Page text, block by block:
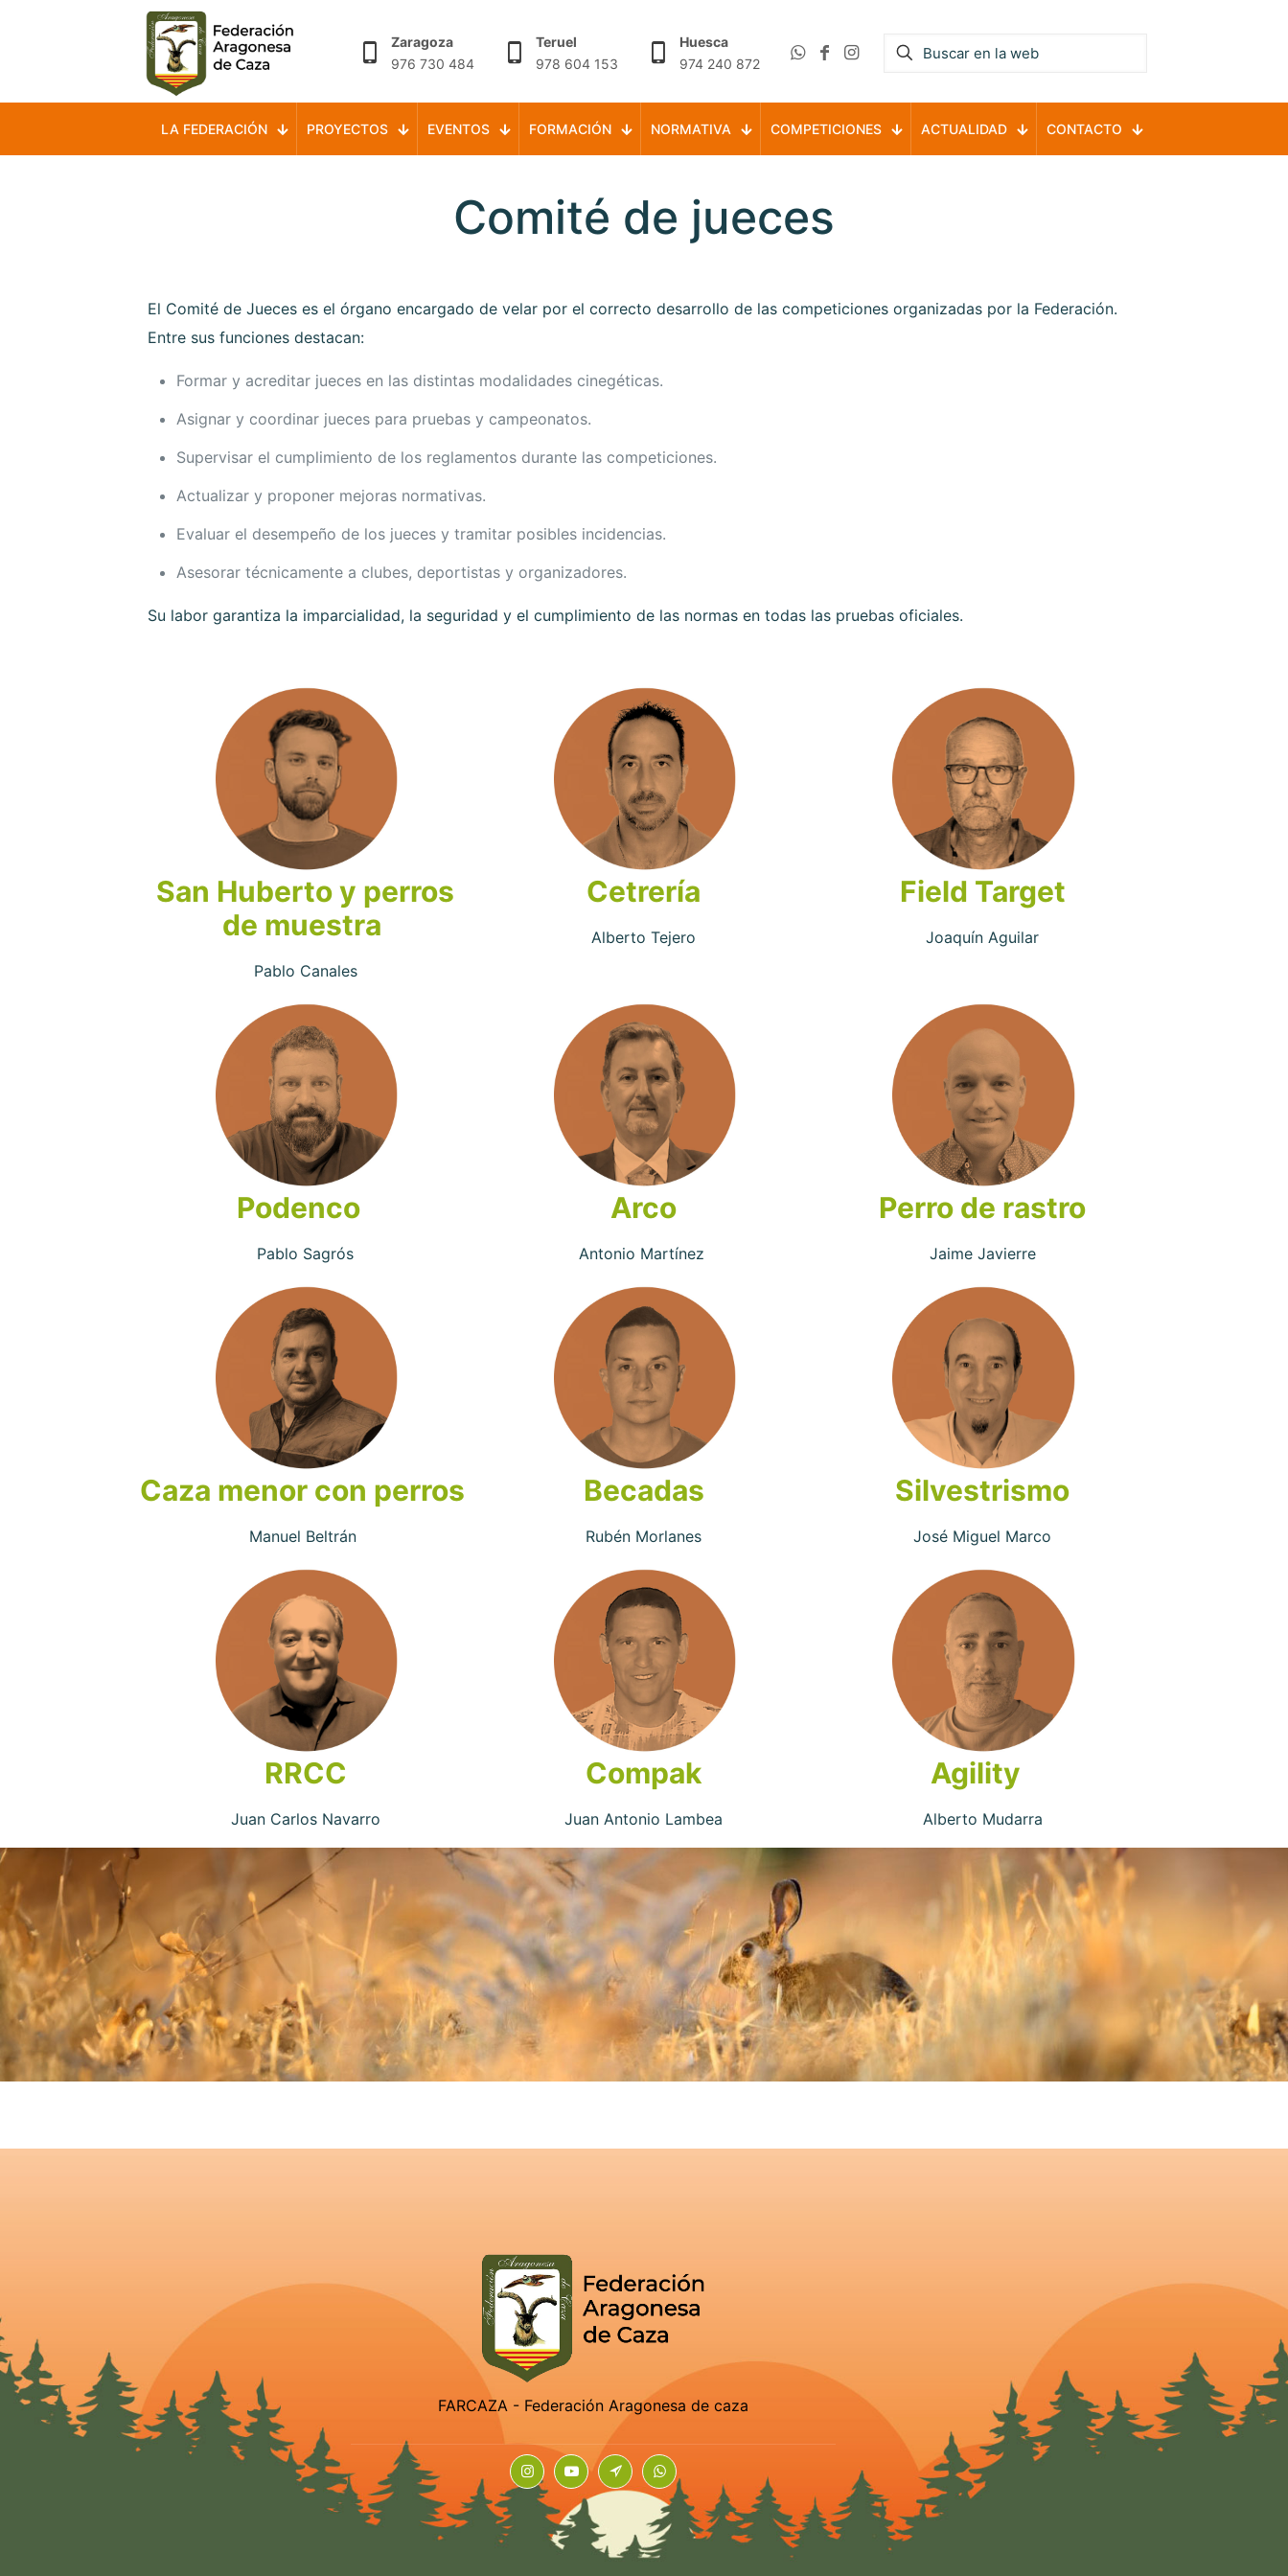
Zaragoza
976 730 484
Teruel
978 604 153
Huesca
974 240 872
LA FEDERACIÓN PROYECTOS EVENTOS FORMACIÓN NORMATIVA COMPETICIONES ACTUALIDAD CONTACTO
Comité de jueces
El Comité de Jueces es el órgano encargado de velar por el correcto desarrollo de las competiciones organizadas por la Federación.
Entre sus funciones destacan:
Formar y acreditar jueces en las distintas modalidades cinegéticas.
Asignar y coordinar jueces para pruebas y campeonatos.
Supervisar el cumplimiento de los reglamentos durante las competiciones.
Actualizar y proponer mejoras normativas.
Evaluar el desempeño de los jueces y tramitar posibles incidencias.
Asesorar técnicamente a clubes, deportistas y organizadores.
Su labor garantiza la imparcialidad, la seguridad y el cumplimiento de las normas en todas las pruebas oficiales.
San Huberto y perros
de muestra
Pablo Canales
Cetrería
Alberto Tejero
Field Target
Joaquín Aguilar
Podenco
Pablo Sagrós
Arco
Antonio Martínez
Perro de rastro
Jaime Javierre
Caza menor con perros
Manuel Beltrán
Becadas
Rubén Morlanes
Silvestrismo
José Miguel Marco
RRCC
Juan Carlos Navarro
Compak
Juan Antonio Lambea
Agility
Alberto Mudarra
FARCAZA - Federación Aragonesa de caza